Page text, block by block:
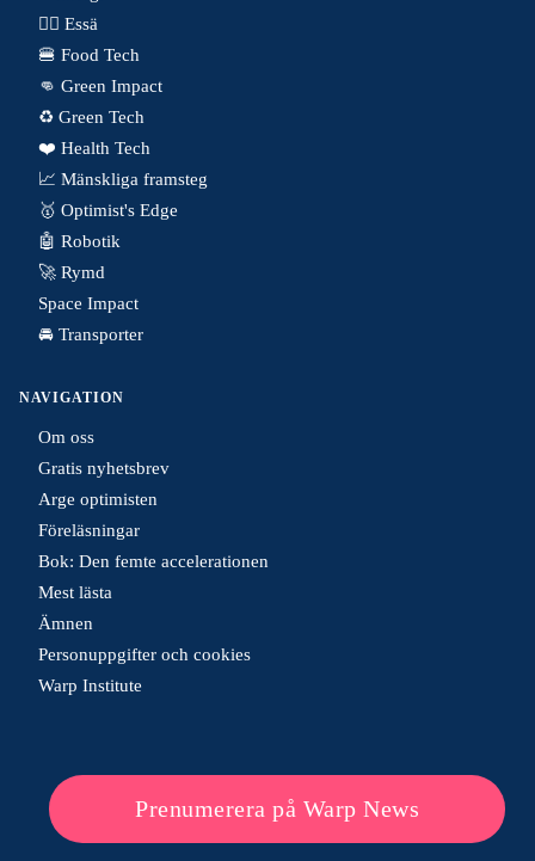
✍🏼 Essä
🍔 Food Tech
👊 Green Impact
♻️ Green Tech
❤️ Health Tech
📈 Mänskliga framsteg
🥇 Optimist's Edge
🤖 Robotik
🚀 Rymd
Space Impact
🚘 Transporter
NAVIGATION
Om oss
Gratis nyhetsbrev
Arge optimisten
Föreläsningar
Bok: Den femte accelerationen
Mest lästa
Ämnen
Personuppgifter och cookies
Warp Institute
Prenumerera på Warp News